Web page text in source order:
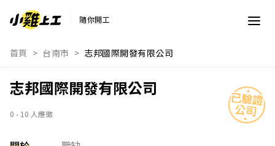
隨你開工
首頁 台南市 志邦國際開發有限公司
志邦國際開發有限公司
0 - 10 人應徵